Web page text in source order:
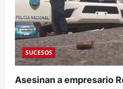
SUCESOS
Asesinan a empresario